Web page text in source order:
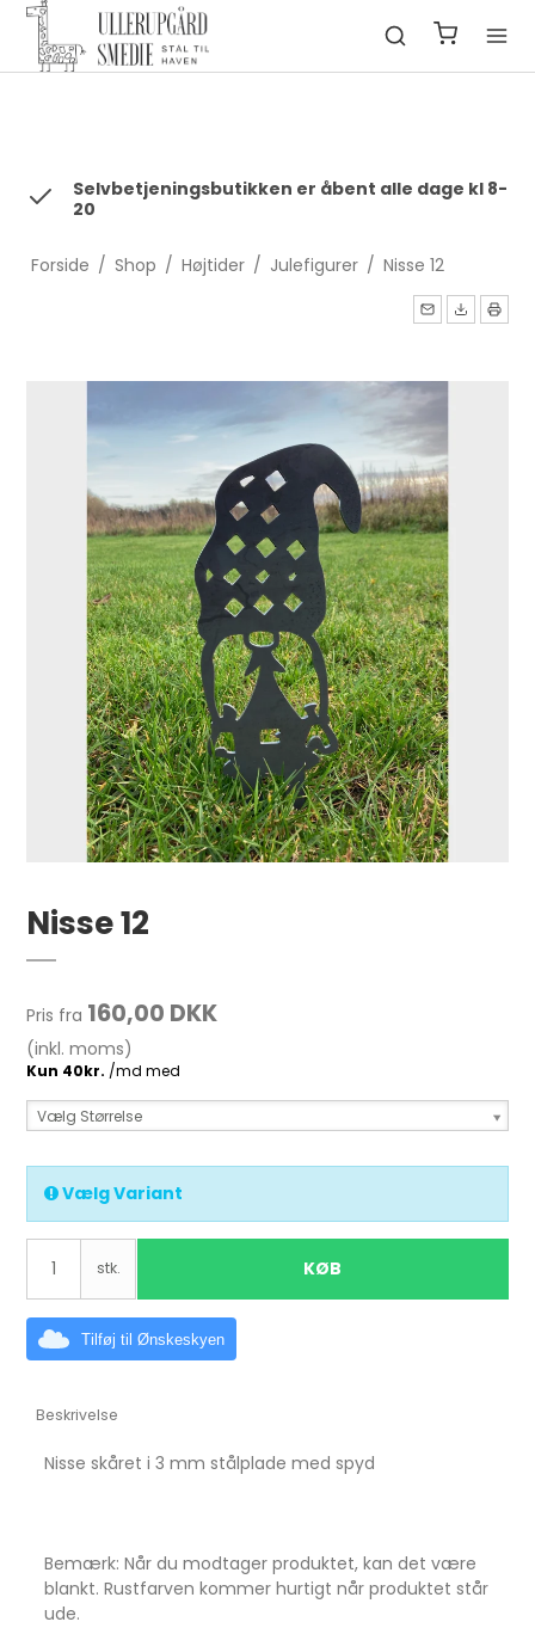
fbq('init', '1322550991547406', { em: 'email@email.com', //
Values will be hashed automatically by the pixel using SHA-256
ph: '1234567890', ... });
Selvbetjeningsbutikken er åbent alle dage kl 8-
20
Forside / Shop / Højtider / Julefigurer / Nisse 12
Nisse 12
Pris fra 160,00 DKK
(inkl. moms)
Vælg Størrelse
Vælg Variant
stk. KØB
Tilføj til Ønskeskyen
Beskrivelse
Nisse skåret i 3 mm stålplade med spyd
Bemærk: Når du modtager produktet, kan det være
blankt. Rustfarven kommer hurtigt når produktet står
ude.